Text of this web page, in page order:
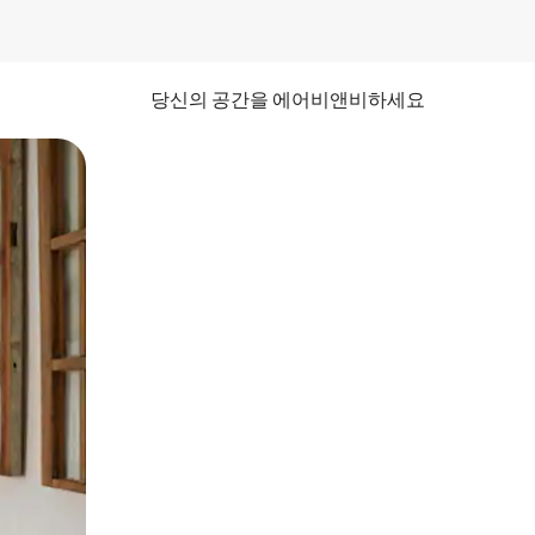
당신의 공간을 에어비앤비하세요